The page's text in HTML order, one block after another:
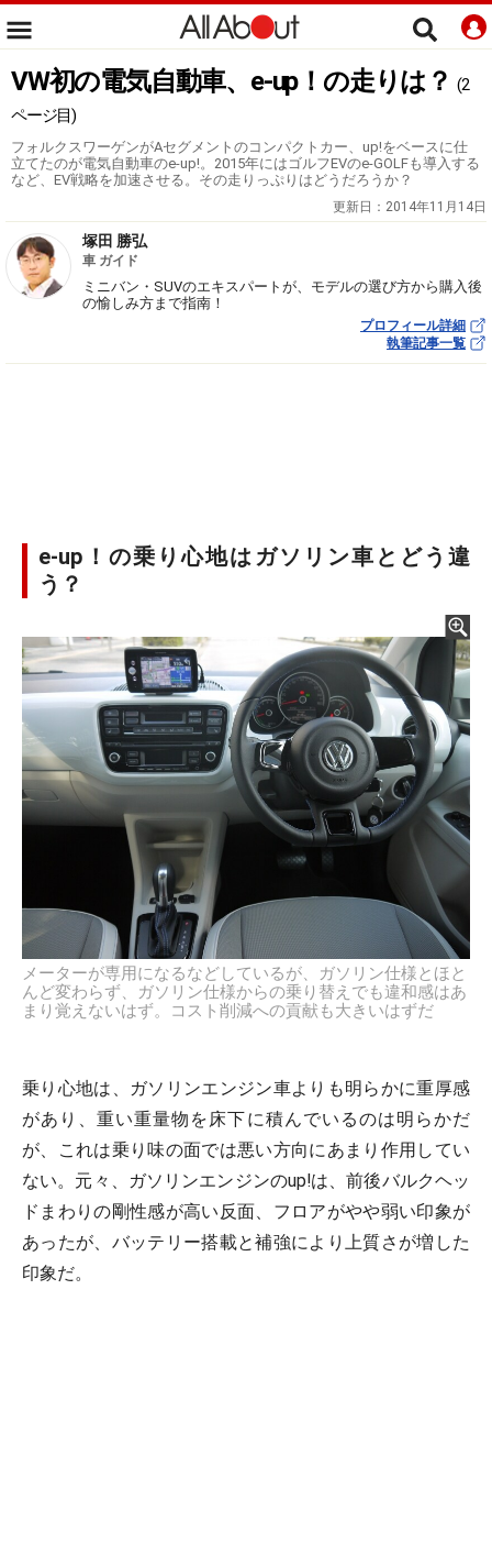
VW初の電気自動車、e-up！の走りは？ (2
ページ目)
フォルクスワーゲンがAセグメントのコンパクトカー、up!をベースに仕
立てたのが電気自動車のe-up!。2015年にはゴルフEVのe-GOLFも導入する
など、EV戦略を加速させる。その走りっぷりはどうだろうか？
更新日： 2014年11月14日
塚田 勝弘
車 ガイド
ミニバン・SUVのエキスパートが、モデルの選び方から購入後
の愉しみ方まで指南！
プロフィール詳細
執筆記事一覧
e-up！の乗り心地はガソリン車とどう違
う？
メーターが専用になるなどしているが、ガソリン仕様とほと
んど変わらず、ガソリン仕様からの乗り替えでも違和感はあ
まり覚えないはず。コスト削減への貢献も大きいはずだ
乗り心地は、ガソリンエンジン車よりも明らかに重厚感
があり、重い重量物を床下に積んでいるのは明らかだ
が、これは乗り味の面では悪い方向にあまり作用してい
ない。元々、ガソリンエンジンのup!は、前後バルクヘッ
ドまわりの剛性感が高い反面、フロアがやや弱い印象が
あったが、バッテリー搭載と補強により上質さが増した
印象だ。